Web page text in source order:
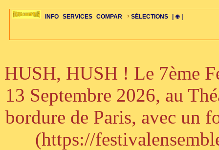
INFO
ÉDITORIAUX ACTUS-CONCERTS HISTOIRE PAYS STYLES-ÉCOLES
SERVICES
MAJ-LISTE ARCH-CONCERTS LIENS RADIOS VIDÉOS PLAN FAQS
COMPAR
SÉLECTION GUIDE-EXPRESS ŒUVRES BIOGRAPHIES PERSPECTIVE
SÉLECTIONS
SÉLECTION COMPOS-INTRO COMPO-INDIV ŒUVRES-INDIV
| ⊕ |
20ÈME PARAL 1001 CD TOP-REC BONUS-ROMANS BONUS-FILMS
CELLO-C
ALTO-C
VIOLON-C
PIANO-CONC GRAND-
HUSH, HUSH ! Le 7ème
13 Septembre 2026, au
bordure de Paris, avec un
(https://